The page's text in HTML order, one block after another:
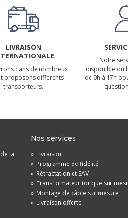
LIVRAISON
dans de nombreux
proposons différents
transporteurs.
Notre
disponible du
de 9h à 17h
la
Nos services
» Livraison
» Programme de fidélité
» Rétractation et SAV
» Transformateur torique sur
» Montage de câble sur mesure
» Livraison offerte